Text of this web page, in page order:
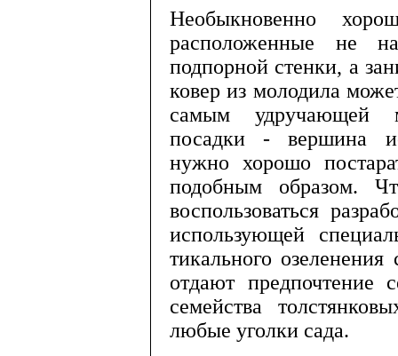
Необыкновенно
расположенные не на
подпорной стенки, а
ковер из молодила
самым удручающей
посадки - вершина
нужно хорошо
подоб­ным образом.
воспользоваться
использующей
тикального
отдают
семей­ства
любые уголки сада.